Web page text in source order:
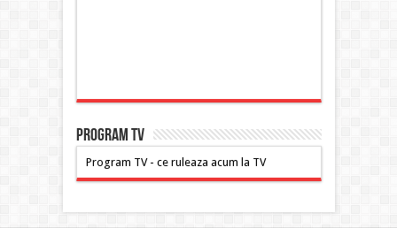
PROGRAM TV
Program TV - ce ruleaza acum la TV